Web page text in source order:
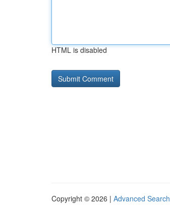
HTML is disabled
Copyright © 2026 | Advanced Search